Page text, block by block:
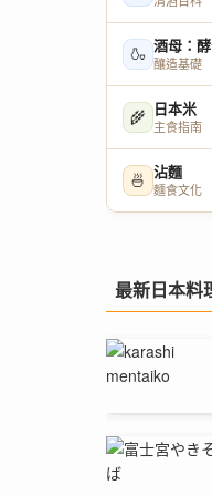
🍶 酒母：
釀造基礎
🌾 日本米
主食指南
🍜 沾麵
麵食文化
最新日本料